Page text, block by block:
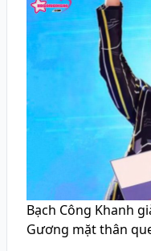
Bạch Công Khanh
Gương mặt thân